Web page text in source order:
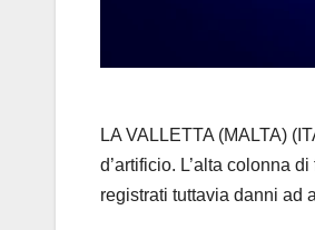
LA VALLETTA (MALTA)
d’artificio. L’alta colonna
registrati tuttavia danni ad